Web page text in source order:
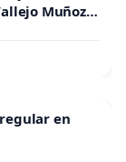
Muñoz
en